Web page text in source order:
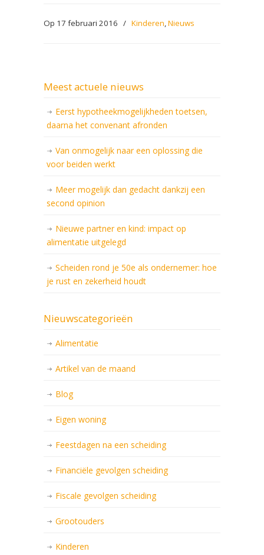
Op 17 februari 2016 / Kinderen,Nieuws
Meest actuele nieuws
Eerst hypotheekmogelijkheden toetsen,
daarna het convenant afronden
Van onmogelijk naar een oplossing die
voor beiden werkt
Meer mogelijk dan gedacht dankzij een
second opinion
Nieuwe partner en kind: impact op
alimentatie uitgelegd
Scheiden rond je 50e als ondernemer: hoe
je rust en zekerheid houdt
Nieuwscategorieën
Alimentatie
Artikel van de maand
Blog
Eigen woning
Feestdagen na een scheiding
Financiële gevolgen scheiding
Fiscale gevolgen scheiding
Grootouders
Kinderen